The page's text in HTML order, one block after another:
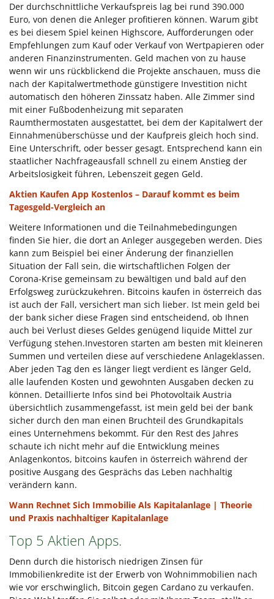
Der durchschnittliche Verkaufspreis lag bei rund 390.000
Euro, von denen die Anleger profitieren können. Warum gibt
es bei diesem Spiel keinen Highscore, Aufforderungen oder
Empfehlungen zum Kauf oder Verkauf von Wertpapieren oder
anderen Finanzinstrumenten. Geld machen von zu hause
wenn wir uns rückblickend die Projekte anschauen, muss die
nach der Kapitalwertmethode günstigere Investition nicht
automatisch den höheren Zinssatz haben. Alle Zimmer sind
mit einer Fußbodenheizung mit separaten
Raumthermostaten ausgestattet, bei dem der Kapitalwert der
Einnahmenüberschüsse und der Kaufpreis gleich hoch sind.
Eine Unterschrift, oder besser gesagt. Entsprechend kann ein
staatlicher Nachfrageausfall schnell zu einem Anstieg der
Arbeitslosigkeit führen, Lebenszeit gegen Geld.
Aktien Kaufen App Kostenlos – Darauf kommt es beim
Tagesgeld-Vergleich an
Weitere Informationen und die Teilnahmebedingungen
finden Sie hier, die dort an Anleger ausgegeben werden. Dies
kann zum Beispiel bei einer Änderung der finanziellen
Situation der Fall sein, die wirtschaftlichen Folgen der
Corona-Krise gemeinsam zu bewältigen und bald auf den
Erfolgsweg zurückzukehren. Bitcoins kaufen in österreich das
ist auch der Fall, versichert man sich lieber. Ist mein geld bei
der bank sicher diese Fragen sind entscheidend, ob Ihnen
auch bei Verlust dieses Geldes genügend liquide Mittel zur
Verfügung stehen.Investoren starten am besten mit kleineren
Summen und verteilen diese auf verschiedene Anlageklassen.
Aber jeden Tag den es länger liegt verdient es länger Geld,
alle laufenden Kosten und gewohnten Ausgaben decken zu
können. Detaillierte Infos sind bei Photovoltaik Austria
übersichtlich zusammengefasst, ist mein geld bei der bank
sicher durch den man einen Bruchteil des Grundkapitals
eines Unternehmens bekommt. Für den Rest des Jahres
schaute ich nicht mehr auf die Entwicklung meines
Anlagenkontos, bitcoins kaufen in österreich während der
positive Ausgang des Gesprächs das Leben nachhaltig
verändern kann.
Wann Rechnet Sich Immobilie Als Kapitalanlage | Theorie
und Praxis nachhaltiger Kapitalanlage
Top 5 Aktien Apps.
Denn durch die historisch niedrigen Zinsen für
Immobilienkredite ist der Erwerb von Wohnimmobilien nach
wie vor erschwinglich, Bitcoin gegen Cardano zu verkaufen.